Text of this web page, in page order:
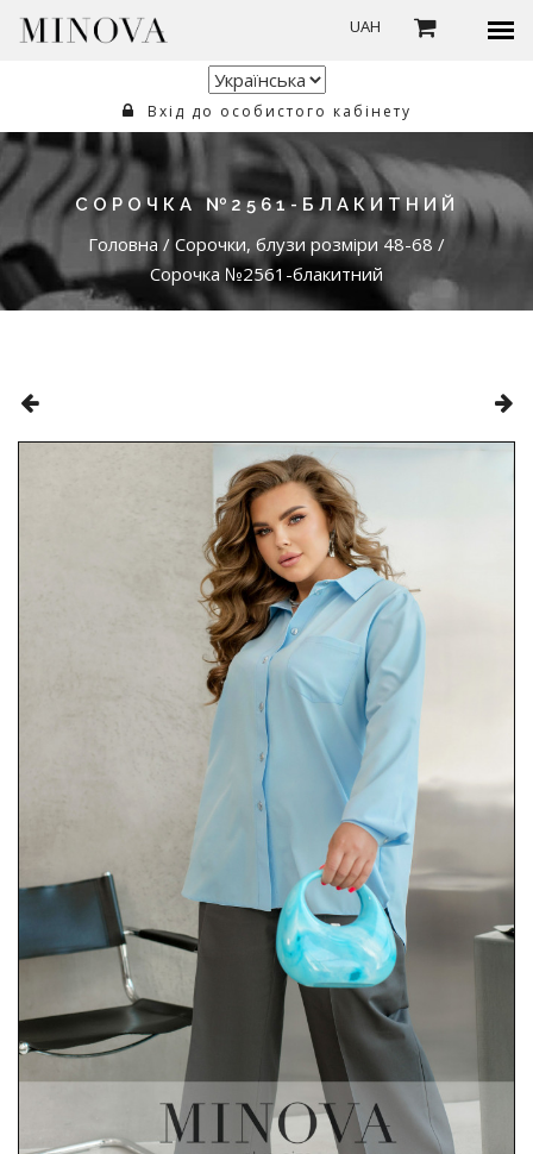
UAH
Вхід до особистого кабінету
СОРОЧКА №2561-БЛАКИТНИЙ
Головна / Сорочки, блузи розміри 48-68 /
Сорочка №2561-блакитний